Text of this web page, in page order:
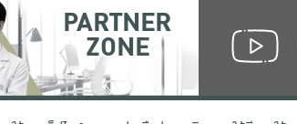
PARTNER
ZONE